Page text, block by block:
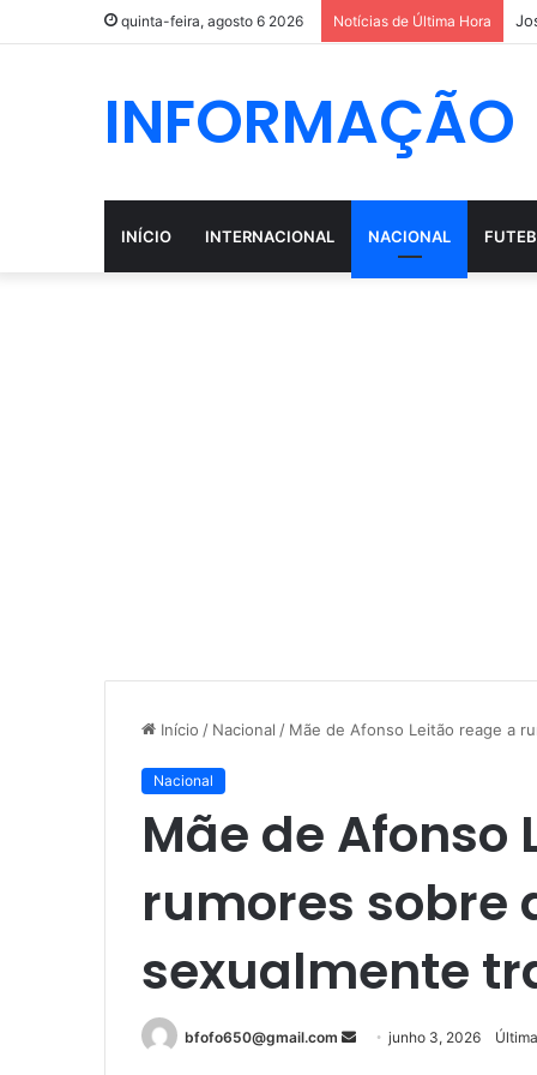
quinta-feira, agosto 6 2026 Notícias de Última Hora
INFORMAÇÃO
INÍCIO INTERNACIONAL NACIONAL
Início / Nacional / Mãe de Afonso Leitão reage a
Nacional
Mãe de Afonso
rumores sobre
sexualmente
bfofo650@gmail.com
Mandejunho 3, 2026